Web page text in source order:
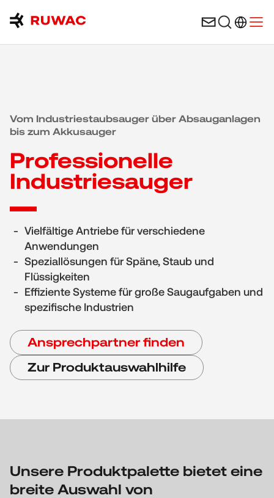
Vom Industriestaubsauger über Absauganlagen
bis zum Akkusauger
Professionelle
Industriesauger
Vielfältige Antriebe für verschiedene
Anwendungen
Speziallösungen für Späne, Staub und
Flüssigkeiten
Effiziente Systeme für große Saugaufgaben und
spezifische Industrien
Ansprechpartner finden
Zur Produktauswahlhilfe
Unsere Produktpalette bietet eine
breite Auswahl von